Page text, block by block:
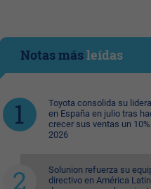
Notas másleídas
Toyota consolida su
en España en julio tras
crecer sus ventas un
2026
Solunion refuerza su
directivo en América